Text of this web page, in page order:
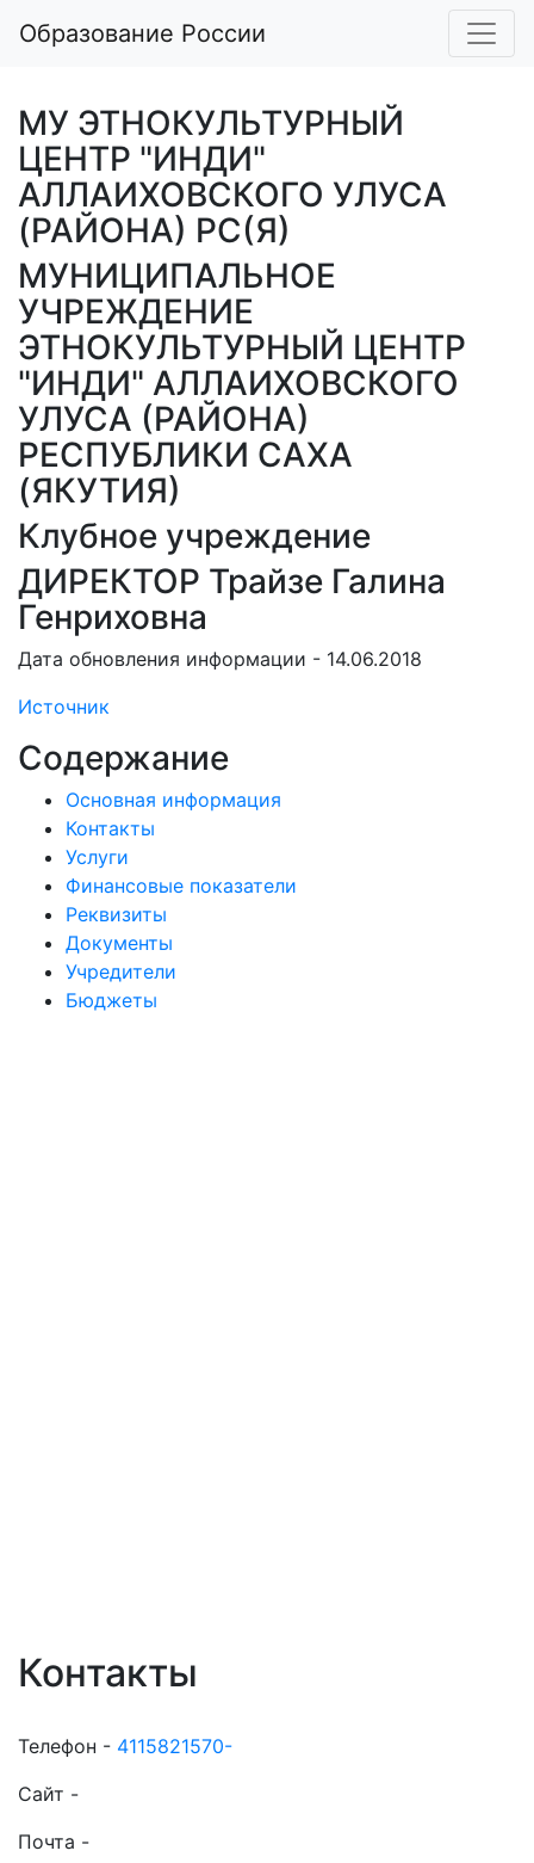
Образование России
МУ ЭТНОКУЛЬТУРНЫЙ
ЦЕНТР "ИНДИ"
АЛЛАИХОВСКОГО УЛУСА
(РАЙОНА) РС(Я)
МУНИЦИПАЛЬНОЕ
УЧРЕЖДЕНИЕ
ЭТНОКУЛЬТУРНЫЙ ЦЕНТР
"ИНДИ" АЛЛАИХОВСКОГО
УЛУСА (РАЙОНА)
РЕСПУБЛИКИ САХА
(ЯКУТИЯ)
Клубное учреждение
ДИРЕКТОР Трайзе Галина
Генриховна
Дата обновления информации - 14.06.2018
Источник
Содержание
Основная информация
Контакты
Услуги
Финансовые показатели
Реквизиты
Документы
Учредители
Бюджеты
Контакты
Телефон - 4115821570-
Сайт -
Почта -